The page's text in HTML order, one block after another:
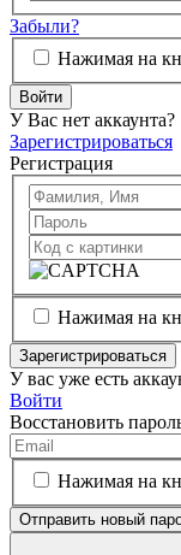
Забыли?
Нажимая на
Войти
У Вас нет аккаунта?
Зарегистрироваться
Регистрация
Нажимая на
Зарегистрироваться
У вас уже есть
Войти
Восстановить
Нажимая на
Отправить новый